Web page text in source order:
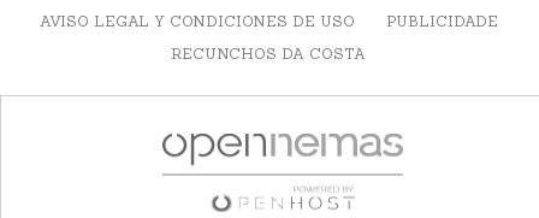
AVISO LEGAL Y CONDICIONES DE USO
PUBLICIDADE
RECUNCHOS DA COSTA